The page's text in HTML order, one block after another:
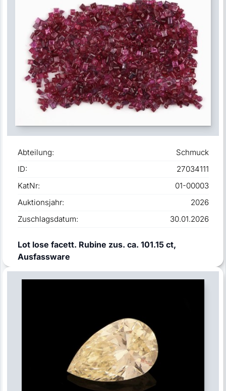
Abteilung:
Schmuck
ID:
27034111
KatNr:
01-00003
Auktionsjahr:
2026
Zuschlagsdatum:
30.01.2026
Lot lose facett. Rubine zus. ca. 101.15 ct,
Ausfassware